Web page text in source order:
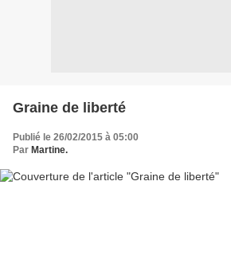
Graine de liberté
Publié le 26/02/2015 à 05:00
Par Martine.